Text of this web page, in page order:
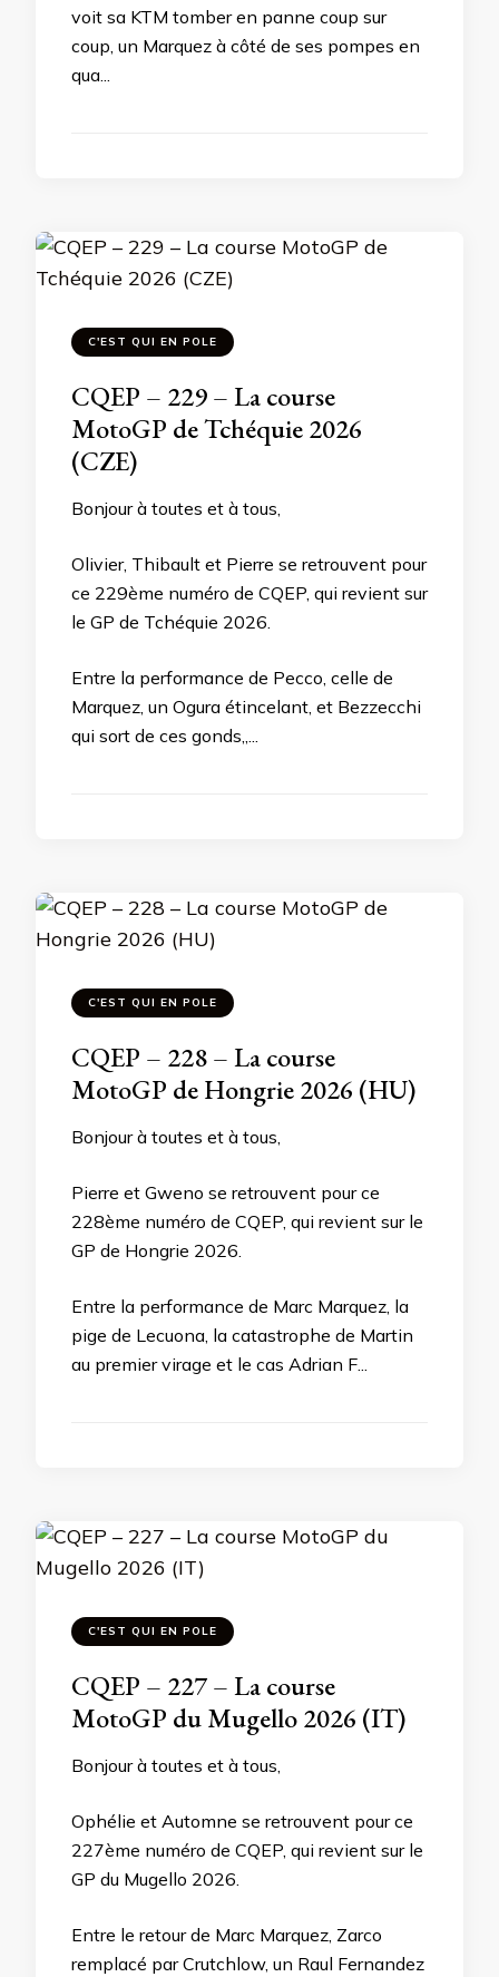
voit sa KTM tomber en panne coup sur
coup, un Marquez à côté de ses pompes en
qua...
C'EST QUI EN POLE
CQEP – 229 – La course
MotoGP de Tchéquie 2026
(CZE)
Bonjour à toutes et à tous,
Olivier, Thibault et Pierre se retrouvent pour
ce 229ème numéro de CQEP, qui revient sur
le GP de Tchéquie 2026.
Entre la performance de Pecco, celle de
Marquez, un Ogura étincelant, et Bezzecchi
qui sort de ces gonds,,...
C'EST QUI EN POLE
CQEP – 228 – La course
MotoGP de Hongrie 2026 (HU)
Bonjour à toutes et à tous,
Pierre et Gweno se retrouvent pour ce
228ème numéro de CQEP, qui revient sur le
GP de Hongrie 2026.
Entre la performance de Marc Marquez, la
pige de Lecuona, la catastrophe de Martin
au premier virage et le cas Adrian F...
C'EST QUI EN POLE
CQEP – 227 – La course
MotoGP du Mugello 2026 (IT)
Bonjour à toutes et à tous,
Ophélie et Automne se retrouvent pour ce
227ème numéro de CQEP, qui revient sur le
GP du Mugello 2026.
Entre le retour de Marc Marquez, Zarco
remplacé par Crutchlow, un Raul Fernandez